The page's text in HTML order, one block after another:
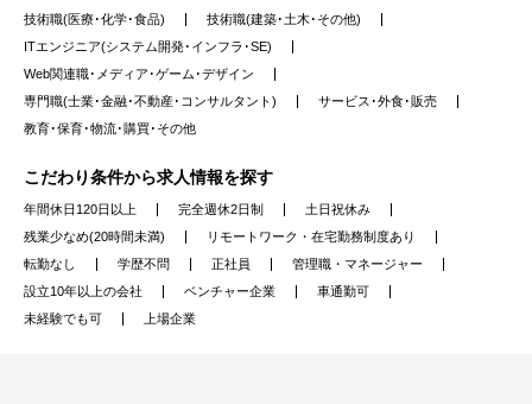
等の業務が少なった際には受注、出荷等の管
理業務をお願いすることも想定しています。
又、本人の希望があれば営業や筐体の設計な
どその時の状況に応じて検討し、より活躍で
きる機会をもてるよう柔軟に対応致します。
ていただいております。
実際に現職の方も様々な業務に関わってお
り、非常に離職率が低く、定着率の高い企業
様です。
技術職(医療･化学･食品)
技術職(建築･土木･その他)
ITエンジニア(システム開発･インフラ･SE)
Web関連職･メディア･ゲーム･デザイン
専門職(士業･金融･不動産･コンサルタント)
サービス･外食･販売
教育･保育･物流･購買･その他
こだわり条件から求人情報を探す
年間休日120日以上 完全週休2日制
土日祝休み
残業少なめ(20時間未満)
リモートワーク・在宅勤務制度あり
転勤なし
学歴不問 正社員
管理職・マネージャー
設立10年以上の会社
ベンチャー企業
車通勤可
未経験でも可
上場企業